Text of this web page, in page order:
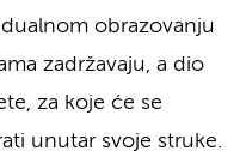
obrazovanju
zadržavaju, a dio
za koje će se
unutar svoje struke.